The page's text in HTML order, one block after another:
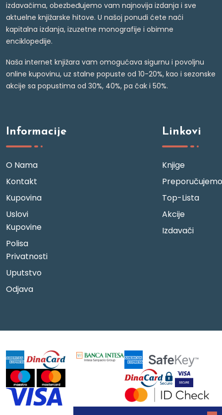
izdavačima, obezbeđujemo vam najnovija izdanja i sve
aktuelne knjižarske hitove. U našoj ponudi ćete naći
kapitalna izdanja, izuzetne monografije i obimne
enciklopedije.
Naša internet knjižara vam omogućava sigurnu i povoljnu
online kupovinu, uz stalne popuste od 10-20%, kao i sezonske
akcije sa popustima od 30%, 40%, pa čak i 50%.
Informacije
O Nama
Kontakt
Kupovina
Uslovi
Kupovine
Polisa
Privatnosti
Uputstvo
Odjava
Linkovi
Knjige
Preporučujemo
Top-Lista
Akcije
Izdavači